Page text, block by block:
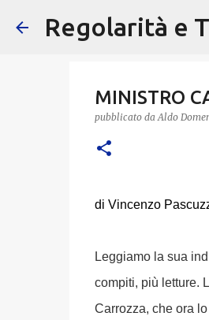
Regolarità e
MINISTRO
pubblicato daAldo
di Vincenzo
Leggiamo la sua
compiti, più letture.
Carrozza, che ora